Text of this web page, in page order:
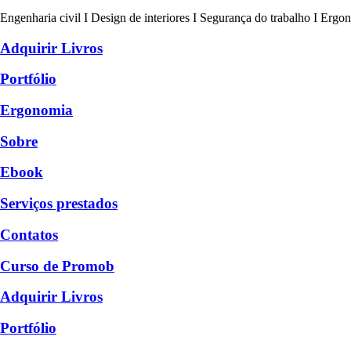
Engenharia civil I Design de interiores I Segurança do trabalho I
Adquirir Livros
Portfólio
Ergonomia
Sobre
Ebook
Serviços prestados
Contatos
Curso de Promob
Adquirir Livros
Portfólio